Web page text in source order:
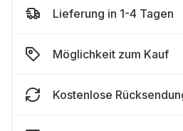
Lieferung in 1-4 Tagen
Möglichkeit zum Kauf
Kostenlose